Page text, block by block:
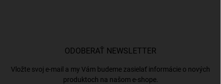
ODOBERAŤ NEWSLETTER
Vložte svoj e-mail a my Vám budeme zasielať informácie o nových
produktoch na našom e-shope.